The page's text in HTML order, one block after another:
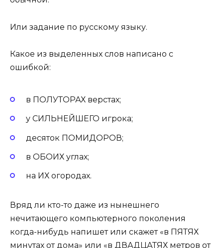
Или задание по русскому языку.
Какое из выделенных слов написано с
ошибкой:
в ПОЛУТОРАХ верстах;
у СИЛЬНЕЙШЕГО игрока;
десяток ПОМИДОРОВ;
в ОБОИХ углах;
на ИХ огородах.
Вряд ли кто-то даже из нынешнего
нечитающего компьютерного поколения
когда-нибудь напишет или скажет «в ПЯТЯХ
минутах от дома» или «в ДВАДЦАТЯХ метров от